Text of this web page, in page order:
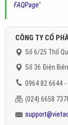
FAQPage"
CÔNG TY CỔ
Số 6/25 Thổ
Số 36 Điện
0964 82 6644 -
(024) 6658